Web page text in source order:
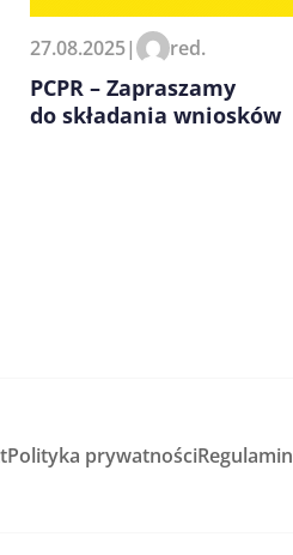
27.08.2025| red.
PCPR – Zapraszamy
do składania wniosków
Polityka prywatnościRegulamin